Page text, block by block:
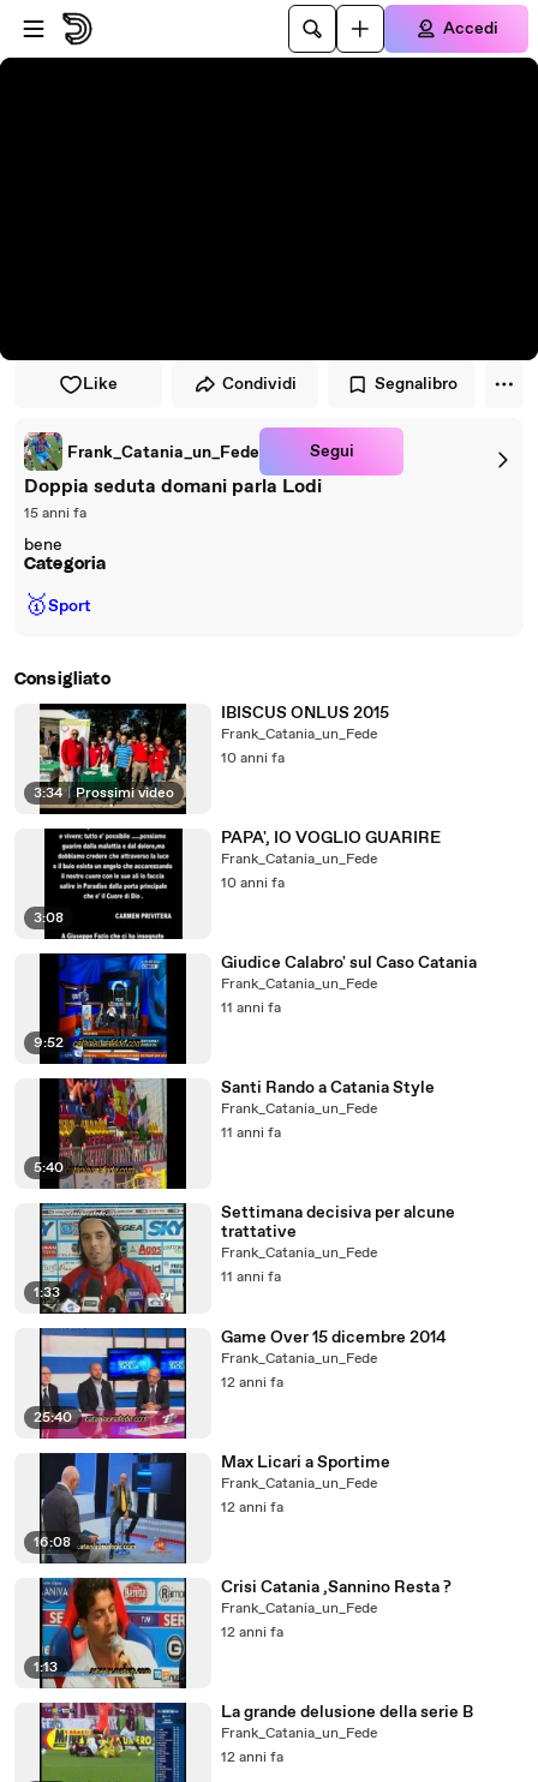
Vai al lettore
Passa al contenuto principale
Accedi
Like Condividi Segnalibro
Frank_Catania_un_Fede Segui
Doppia seduta domani parla Lodi
15 anni fa
bene
Categoria
🥇Sport
Consigliato
3:34 | Prossimi video
IBISCUS ONLUS 2015
Frank_Catania_un_Fede
10 anni fa
3:08
PAPA', IO VOGLIO GUARIRE
Frank_Catania_un_Fede
10 anni fa
9:52
Giudice Calabro' sul Caso Catania
Frank_Catania_un_Fede
11 anni fa
5:40
Santi Rando a Catania Style
Frank_Catania_un_Fede
11 anni fa
1:33
Settimana decisiva per alcune
trattative
Frank_Catania_un_Fede
11 anni fa
25:40
Game Over 15 dicembre 2014
Frank_Catania_un_Fede
12 anni fa
16:08
Max Licari a Sportime
Frank_Catania_un_Fede
12 anni fa
1:13
Crisi Catania ,Sannino Resta ?
Frank_Catania_un_Fede
12 anni fa
La grande delusione della serie B
Frank_Catania_un_Fede
12 anni fa